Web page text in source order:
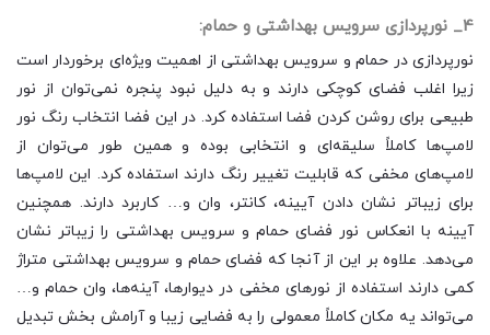
4_ نورپردازی سرویس بهداشتی و حمام:
نورپردازی در حمام و سرویس بهداشتی از اهمیت ویژه‌ای برخوردار است
زیرا اغلب فضای کوچکی دارند و به دلیل نبود پنجره نمی‌توان از نور
طبیعی برای روشن کردن فضا استفاده کرد. در این فضا انتخاب رنگ نور
لامپ‌ها کاملاً سلیقه‌ای و انتخابی بوده و همین طور می‌توان از
لامپ‌های مخفی که قابلیت تغییر رنگ دارند استفاده کرد. این لامپ‌ها
برای زیباتر نشان دادن آیینه، کانتر، وان و… کاربرد دارند. همچنین
آیینه با انعکاس نور فضای حمام و سرویس بهداشتی را زیباتر نشان
می‌دهد. علاوه بر این از آنجا که فضای حمام و سرویس بهداشتی متراژ
کمی دارند استفاده از نورهای مخفی در دیوارها، آینه‌ها، وان حمام و…
می‌تواند یه مکان کاملاً معمولی را به فضایی زیبا و آرامش‌ بخش تبدیل